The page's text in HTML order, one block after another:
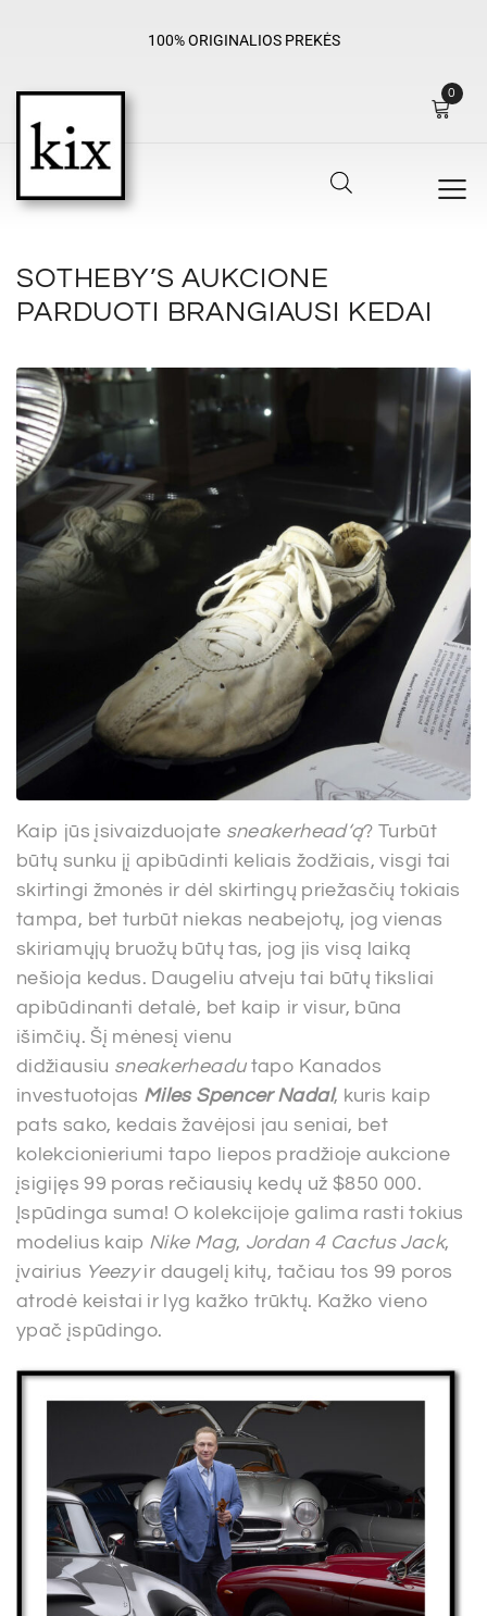
NEMOKAMAS PRISTATYMAS ĮSIGYJANT PREKIŲ UŽ DAUGIAU
0
SOTHEBY’S AUKCIONE
PARDUOTI BRANGIAUSI KEDAI
Kaip jūs įsivaizduojate sneakerhead‘ą? Turbūt
būtų sunku jį apibūdinti keliais žodžiais, visgi tai
skirtingi žmonės ir dėl skirtingų priežasčių tokiais
tampa, bet turbūt niekas neabejotų, jog vienas
skiriamųjų bruožų būtų tas, jog jis visą laiką
nešioja kedus. Daugeliu atveju tai būtų tiksliai
apibūdinanti detalė, bet kaip ir visur, būna
išimčių. Šį mėnesį vienu
didžiausiu sneakerheadutapo Kanados
investuotojas Miles Spencer Nadal, kuris kaip
pats sako, kedais žavėjosi jau seniai, bet
kolekcionieriumi tapo liepos pradžioje aukcione
įsigijęs 99 poras rečiausių kedų už $850 000.
Įspūdinga suma! O kolekcijoje galima rasti tokius
modelius kaip Nike Mag, Jordan 4 Cactus Jack,
įvairius Yeezyir daugelį kitų, tačiau tos 99 poros
atrodė keistai ir lyg kažko trūktų. Kažko vieno
ypač įspūdingo.